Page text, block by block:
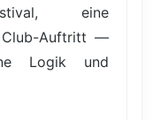
eine
Club-Auftritt —
Logik und